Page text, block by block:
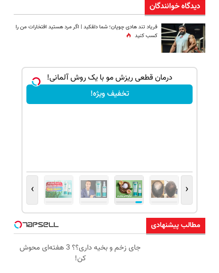
دیدگاه خوانندگان
فریاد تند هادی چوپان؛‌ شما دلقکید | اگر مرد هستید افتخارات من را
کسب کنید
درمان قطعی ریزش مو با یک روش آلمانی!
تخفیف ویژه!
‹
›
مطالب پیشنهادی
جای زخم و بخیه داری؟؟ 3 هفته‌ای محوش
کن!